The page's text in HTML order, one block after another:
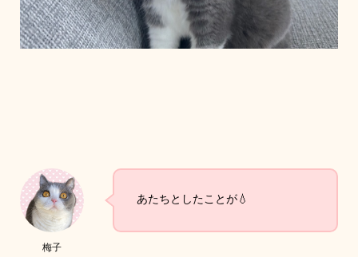
梅子
あたちとしたことが💧